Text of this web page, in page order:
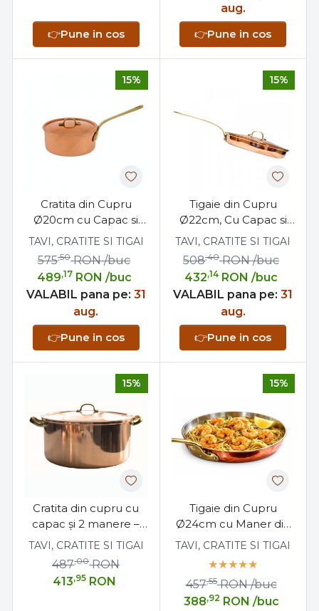
👉Pune in cos
aug.
👉Pune in cos
15%
Cratita din Cupru
Ø20cm cu Capac si
Maner din Bronz
TAVI, CRATITE SI TIGAI
489,17 RON /buc
575,50 RON /buc
VALABIL pana pe: 31
aug.
👉Pune in cos
15%
Tigaie din Cupru
Ø22cm, Cu Capac si
Maner Bronz,
Profesionala
TAVI, CRATITE SI TIGAI
432,14 RON /buc
508,40 RON /buc
VALABIL pana pe: 31
aug.
👉Pune in cos
15%
Cratita din cupru cu
capac și 2 manere –
AlmaCozinha, Ø18–32
TAVI, CRATITE SI TIGAI
413,95 RON
487,00 RON
15%
Tigaie din Cupru
Ø24cm cu Maner din
Bronz Profesionala
TAVI, CRATITE SI TIGAI
388,92 RON /buc
457,55 RON /buc